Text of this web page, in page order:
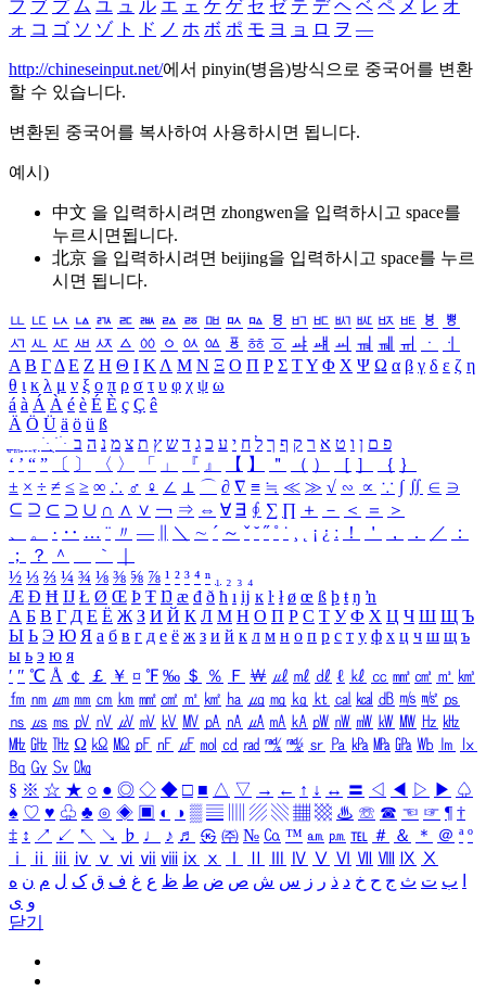
フ ブ プ ム ユ ュ ル エ ェ ケ ゲ セ ゼ テ デ ヘ ベ ペ メ レ オ
ォ コ ゴ ソ ゾ ト ド ノ ホ ボ ポ モ ヨ ョ ロ ヲ ―
http://chineseinput.net/에서 pinyin(병음)방식으로 중국어를 변환
할 수 있습니다.
변환된 중국어를 복사하여 사용하시면 됩니다.
예시)
中文 을 입력하시려면 zhongwen을 입력하시고 space를
누르시면됩니다.
北京 을 입력하시려면 beijing을 입력하시고 space를 누르
시면 됩니다.
ㅥ ㅦ ㅧ ㅨ ㅩ ㅪ ㅫ ㅬ ㅭ ㅮ ㅯ ㅰ ㅱ ㅲ ㅳ ㅴ ㅵ ㅶ ㅷ ㅸ
ㅹ
ㅺ ㅻ ㅼ ㅽ ㅾ ㅿ ㆀ ㆁ ㆂ ㆃ ㆄ ㆅ ㆆ ㆇ ㆈ ㆉ ㆊ ㆋ ㆌ ㆍ
ㆎ
Α Β ΓΔ Ε Ζ Η Θ Ι ΚΛ Μ Ν Ξ Ο Π Ρ Σ ΤΥ Φ Χ Ψ Ω α β γ δ ε ζ η
θ ι κ λ μ ν ξ ο π ρ σ τ υ φ χ ψ ω
á à Á À é è É È ç Ç ê
Ä Ö Ü ä ö ü ß
ִֶֹ ֻּ ׁׂ פ ם ן ו ט א ר ק ף ך ל ח י ע כ ג ד ש ץ ת צ מ נ ה ב
‘ ’ “ ” 〔 〕 〈 〉 「 」 『 』 【 】 ＂ （ ） ［ ］ ｛ ｝
± × ÷ ≠ ≤ ≥ ∞ ∴ ♂ ♀ ∠ ⊥ ⌒ ∂ ∇ ≡ ≒ ≪ ≫ √ ∽ ∝ ∵ ∫ ∬ ∈ ∋
⊆ ⊇ ⊂ ⊃ ∪ ∩ ∧ ∨ ￢ ⇒ ⇔ ∀ ∃ ∮ ∑ ∏ ＋ － ＜ ＝
＞
、
。 · ‥ … ¨ 〃 ― ＼ ∼ ´ ～ ˇ ˘ ˝ ˚ ˙ ¸ ¡ ¿ ː ！ ＇ ， ． ／
：
；
？ ＾ ｀
½ ⅓ ⅔ ¼ ¾ ⅛ ⅜ ⅝ ⅞ ¹ ² ³ ⁴ ⁿ ₁ ₂ ₃ ₄
Æ Ð Ħ Ĳ Ł Ø Œ Þ Ŧ Ŋ æ đ ð ħ ı ĳ ĸ ŀ ł ø œ ß þ ŧ ŋ ŉ
А Б В Г Д Е Ё Ж З И Й К Л М Н О П Р С Т У Ф Х Ц Ч Ш Щ Ъ
Ы Ь Э Ю Я а б в г д е ё ж з и й к л м н о п р с т у ф х ц ч ш щ ъ
ы ь э ю я
′ ″ ℃ Å ￠ ￡ ￥ ¤ ℉ ‰ ＄ ％ Ｆ ￦ ㎕ ㎖ ㎗ ℓ ㎘ ㏄ ㎣ ㎤ ㎥ ㎦
㎙ ㎚ ㎛ ㎜ ㎝ ㎞ ㎟ ㎠ ㎡ ㎢ ㏊ ㎍ ㎎ ㎏ ㏏ ㎈ ㎉ ㏈ ㎧ ㎨ ㎰
㎱ ㎲ ㎳ ㎴ ㎵ ㎶ ㎷ ㎸ ㎹ ㎀ ㎁ ㎂ ㎃ ㎄ ㎺ ㎻ ㎽ ㎾ ㎿ ㎐ ㎑
㎒ ㎓ ㎔ Ω ㏀ ㏁ ㎊ ㎋ ㎌ ㏖ ㏅ ㎭ ㎮ ㎯ ㏛ ㎩ ㎪ ㎫ ㎬ ㏝ ㏐
㏓
㏃ ㏉ ㏜ ㏆
§ ※ ☆ ★ ○ ● ◎ ◇ ◆ □ ■ △ ▽ → ← ↑ ↓ ↔ 〓 ◁ ◀ ▷ ▶ ♤
♠ ♡ ♥ ♧ ♣ ⊙ ◈ ▣ ◐ ◑ ▒ ▤ ▨ ▧ ▦ ▩ ♨ ☏ ☎ ☜ ☞ ¶ †
‡ ↕ ↗ ↙ ↖ ↘ ♭ ♩ ♪ ♬ ㉿ ㈜ № ㏇ ™ ㏂ ㏘ ℡ ＃ ＆ ＊ ＠ ª º
ⅰ
ⅱ ⅲ ⅳ ⅴ ⅵ ⅶ ⅷ ⅸ ⅹ Ⅳ Ⅴ Ⅵ Ⅶ Ⅷ Ⅸ Ⅹ
ب ت ث ج ح خ د ذ ر ز س ش ص ض ط ظ ع غ ف ق ک ل م ن ه
و ی
닫기